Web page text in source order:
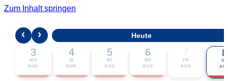
Zum Inhalt springen
‹ › Heute
3
MO
AUG
4
DI
AUG
5
MI
AUG
6
DO
AUG
FR
AUG
8
SA